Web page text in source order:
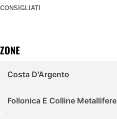
CONSIGLIATI
ZONE
Costa D'Argento
Follonica E Colline Metallifere